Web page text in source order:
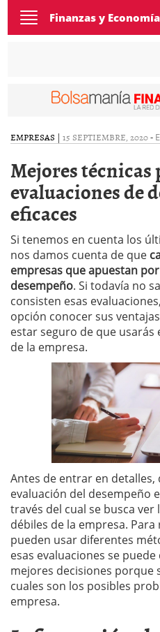
Toggle
navigation
Finanzas y Economía
EMPRESAS | 15 SEPTIEMBRE, 2020-
Mejores técnicas
evaluaciones de
eficaces
Si tenemos en cuenta los
nos damos cuenta de que
empresas que apuestan
desempeño. Si todavía no
consisten esas
opción conocer sus
estar seguro de que usarás
de la empresa.
Antes de entrar en
evaluación del desempeño
través del cual se busca
débiles de la empresa.
pueden usar diferentes
esas evaluaciones se
mejores decisiones porque
cuales son los posibles
empresa.